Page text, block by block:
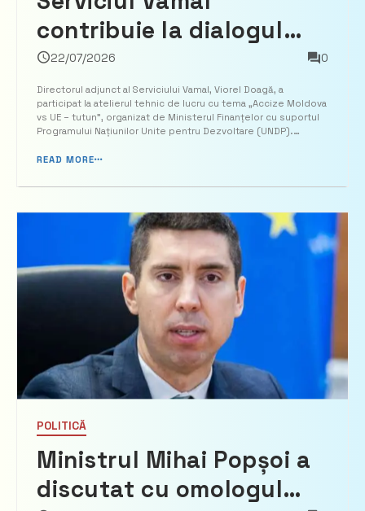
contribuie la dialogul
privind armonizarea
sistemului de accize cu
standardele Uniunii
22/07/2026 0
Directorul adjunct al Serviciului Vamal, Viorel Doagă, a
participat la atelierul tehnic de lucru cu tema „Accize Moldova
vs UE – tutun”, organizat de Ministerul Finanțelor cu suportul
Programului Națiunilor Unite pentru Dezvoltare (UNDP).
alături de secretara de stat a Minister...
READ MORE
POLITICĂ
Ministrul Mihai Popșoi a
discutat cu omologul